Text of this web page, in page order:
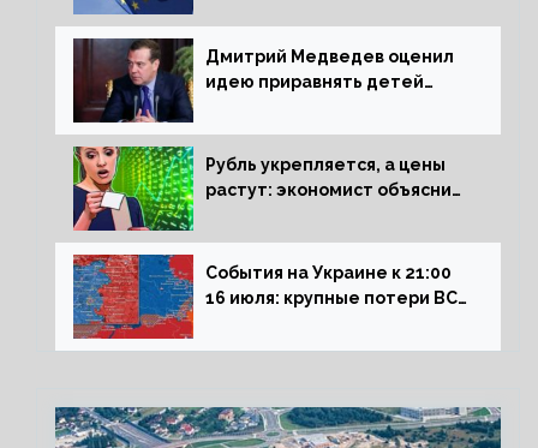
Дмитрий Медведев оценил
идею приравнять детей
Рубль укрепляется, а цены
растут: экономист объяснил
на рынок РФ
События на Украине к 21:00
16 июля: крупные потери ВСУ
обстреливает Донбасс из